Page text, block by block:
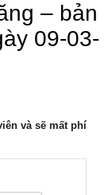
– bản
09-03-
và sẽ mất phí